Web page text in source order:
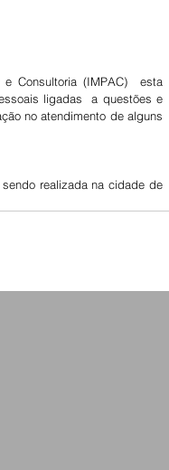
Consultoria (IMPAC)  esta
ligadas  a questões e
no atendimento de alguns
realizada na cidade de